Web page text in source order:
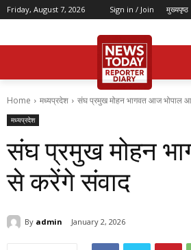
Friday, August 7, 2026 Sign in / Join मुख्यपृष्ठ
Home मध्यप्रदेश संघ प्रमुख मोहन भागवत आज भोपाल
मध्यप्रदेश
संघ प्रमुख मोहन
से करेंगे संवाद
By admin January 2, 2026